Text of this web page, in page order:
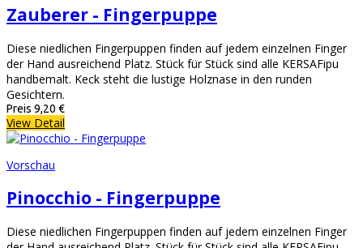
Zauberer - Fingerpuppe
Diese niedlichen Fingerpuppen finden auf jedem einzelnen Finger
der Hand ausreichend Platz. Stück für Stück sind alle KERSAFipu
handbemalt. Keck steht die lustige Holznase in den runden
Gesichtern.
Preis 9,20 €
View Detail
Vorschau
Pinocchio - Fingerpuppe
Diese niedlichen Fingerpuppen finden auf jedem einzelnen Finger